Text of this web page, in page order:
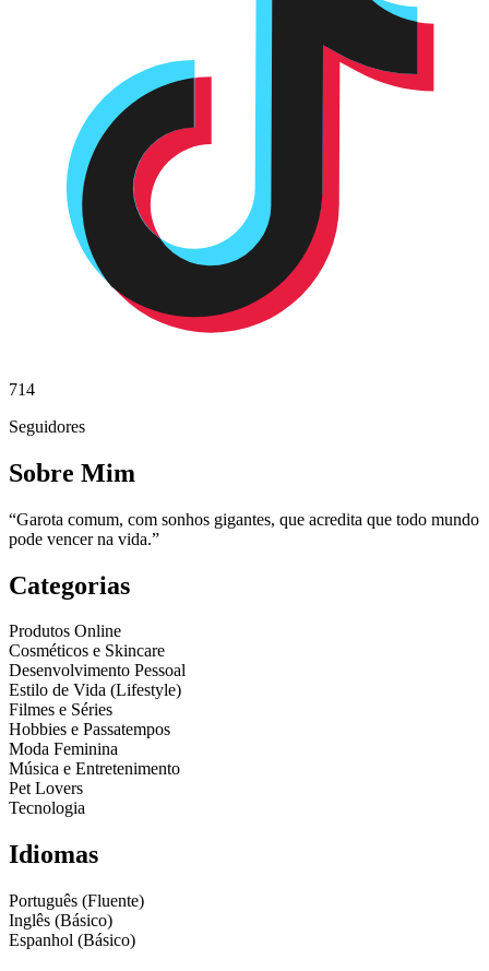
714
Seguidores
Sobre Mim
“Garota comum, com sonhos gigantes, que acredita que todo mundo
pode vencer na vida.”
Categorias
Produtos Online
Cosméticos e Skincare
Desenvolvimento Pessoal
Estilo de Vida (Lifestyle)
Filmes e Séries
Hobbies e Passatempos
Moda Feminina
Música e Entretenimento
Pet Lovers
Tecnologia
Idiomas
Português (Fluente)
Inglês (Básico)
Espanhol (Básico)